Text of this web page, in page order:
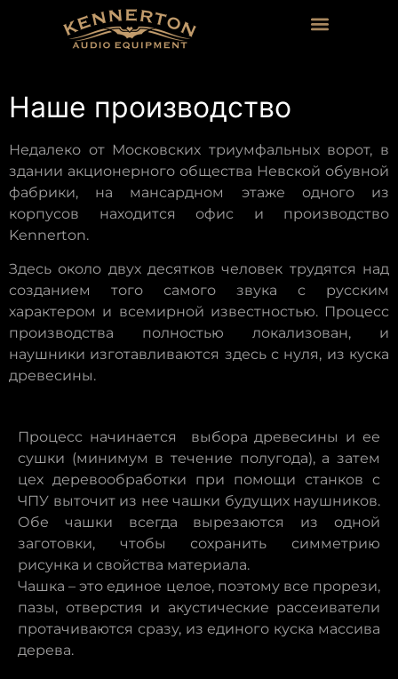
Наше производство
Недалеко от Московских триумфальных ворот, в
здании акционерного общества Невской обувной
фабрики, на мансардном этаже одного из
корпусов находится офис и производство
Kennerton.
Здесь около двух десятков человек трудятся над
созданием того самого звука с русским
характером и всемирной известностью. Процесс
производства полностью локализован, и
наушники изготавливаются здесь с нуля, из куска
древесины.
Процесс начинается выбора древесины и ее
сушки (минимум в течение полугода), а затем
цех деревообработки при помощи станков c
ЧПУ выточит из нее чашки будущих наушников.
Обе чашки всегда вырезаются из одной
заготовки, чтобы сохранить симметрию
рисунка и свойства материала.
Чашка – это единое целое, поэтому все прорези,
пазы, отверстия и акустические рассеиватели
протачиваются сразу, из единого куска массива
дерева.